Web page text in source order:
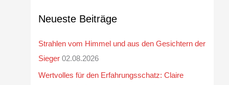
Neueste Beiträge
Strahlen vom Himmel und aus den Gesichtern der
Sieger 02.08.2026
Wertvolles für den Erfahrungsschatz: Claire